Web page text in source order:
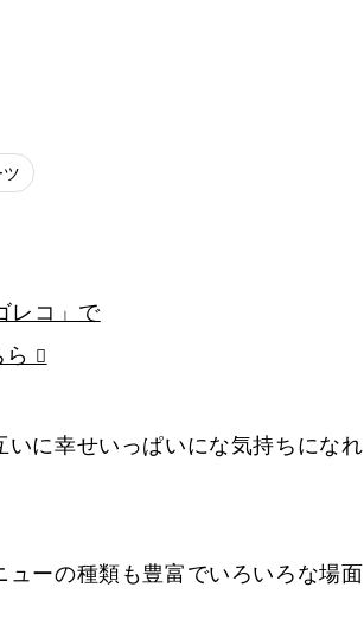
レコ」で
ら
に幸せいっぱいにな気持ちになれ
ーの種類も豊富でいろいろな場面